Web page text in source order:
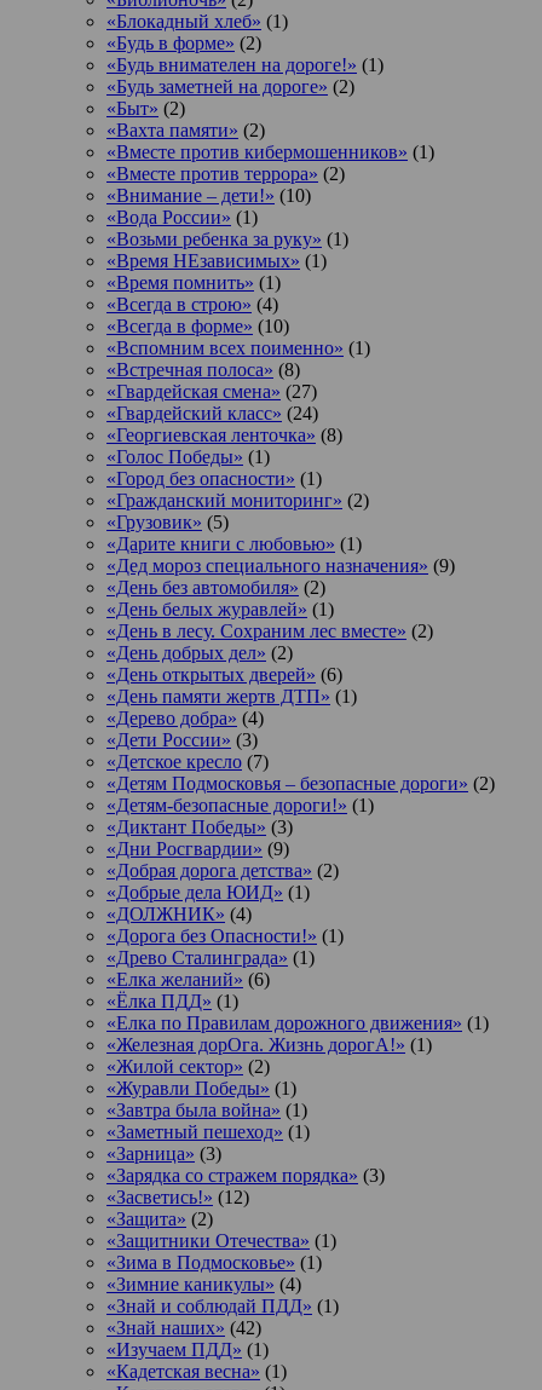
«Блокадный хлеб» (1)
«Будь в форме» (2)
«Будь внимателен на дороге!» (1)
«Будь заметней на дороге» (2)
«Быт» (2)
«Вахта памяти» (2)
«Вместе против кибермошенников» (1)
«Вместе против террора» (2)
«Внимание – дети!» (10)
«Вода России» (1)
«Возьми ребенка за руку» (1)
«Время НЕзависимых» (1)
«Время помнить» (1)
«Всегда в строю» (4)
«Всегда в форме» (10)
«Вспомним всех поименно» (1)
«Встречная полоса» (8)
«Гвардейская смена» (27)
«Гвардейский класс» (24)
«Георгиевская ленточка» (8)
«Голос Победы» (1)
«Город без опасности» (1)
«Гражданский мониторинг» (2)
«Грузовик» (5)
«Дарите книги с любовью» (1)
«Дед мороз специального назначения» (9)
«День без автомобиля» (2)
«День белых журавлей» (1)
«День в лесу. Сохраним лес вместе» (2)
«День добрых дел» (2)
«День открытых дверей» (6)
«День памяти жертв ДТП» (1)
«Дерево добра» (4)
«Дети России» (3)
«Детское кресло (7)
«Детям Подмосковья – безопасные дороги» (2)
«Детям-безопасные дороги!» (1)
«Диктант Победы» (3)
«Дни Росгвардии» (9)
«Добрая дорога детства» (2)
«Добрые дела ЮИД» (1)
«ДОЛЖНИК» (4)
«Дорога без Опасности!» (1)
«Древо Сталинграда» (1)
«Елка желаний» (6)
«Ёлка ПДД» (1)
«Елка по Правилам дорожного движения» (1)
«Железная дорОга. Жизнь дорогА!» (1)
«Жилой сектор» (2)
«Журавли Победы» (1)
«Завтра была война» (1)
«Заметный пешеход» (1)
«Зарница» (3)
«Зарядка со стражем порядка» (3)
«Засветись!» (12)
«Защита» (2)
«Защитники Отечества» (1)
«Зима в Подмосковье» (1)
«Зимние каникулы» (4)
«Знай и соблюдай ПДД» (1)
«Знай наших» (42)
«Изучаем ПДД» (1)
«Кадетская весна» (1)